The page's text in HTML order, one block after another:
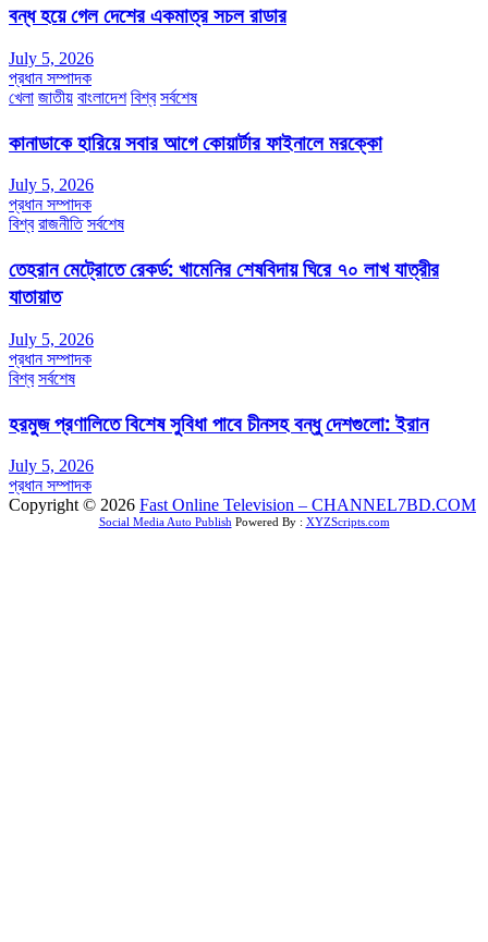
বন্ধ হয়ে গেল দেশের একমাত্র সচল রাডার
July 5, 2026
প্রধান সম্পাদক
খেলা জাতীয় বাংলাদেশ বিশ্ব সর্বশেষ
কানাডাকে হারিয়ে সবার আগে কোয়ার্টার ফাইনালে মরক্কো
July 5, 2026
প্রধান সম্পাদক
বিশ্ব রাজনীতি সর্বশেষ
তেহরান মেট্রোতে রেকর্ড: খামেনির শেষবিদায় ঘিরে ৭০ লাখ যাত্রীর
যাতায়াত
July 5, 2026
প্রধান সম্পাদক
বিশ্ব সর্বশেষ
হরমুজ প্রণালিতে বিশেষ সুবিধা পাবে চীনসহ বন্ধু দেশগুলো: ইরান
July 5, 2026
প্রধান সম্পাদক
Copyright © 2026 Fast Online Television – CHANNEL7BD.COM
Social Media Auto Publish Powered By : XYZScripts.com